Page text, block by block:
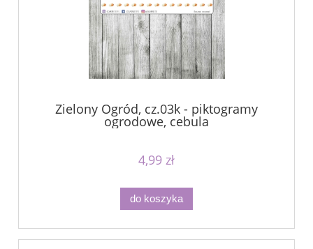
Zielony Ogród, cz.03k - piktogramy
ogrodowe, cebula
4,99 zł
do koszyka